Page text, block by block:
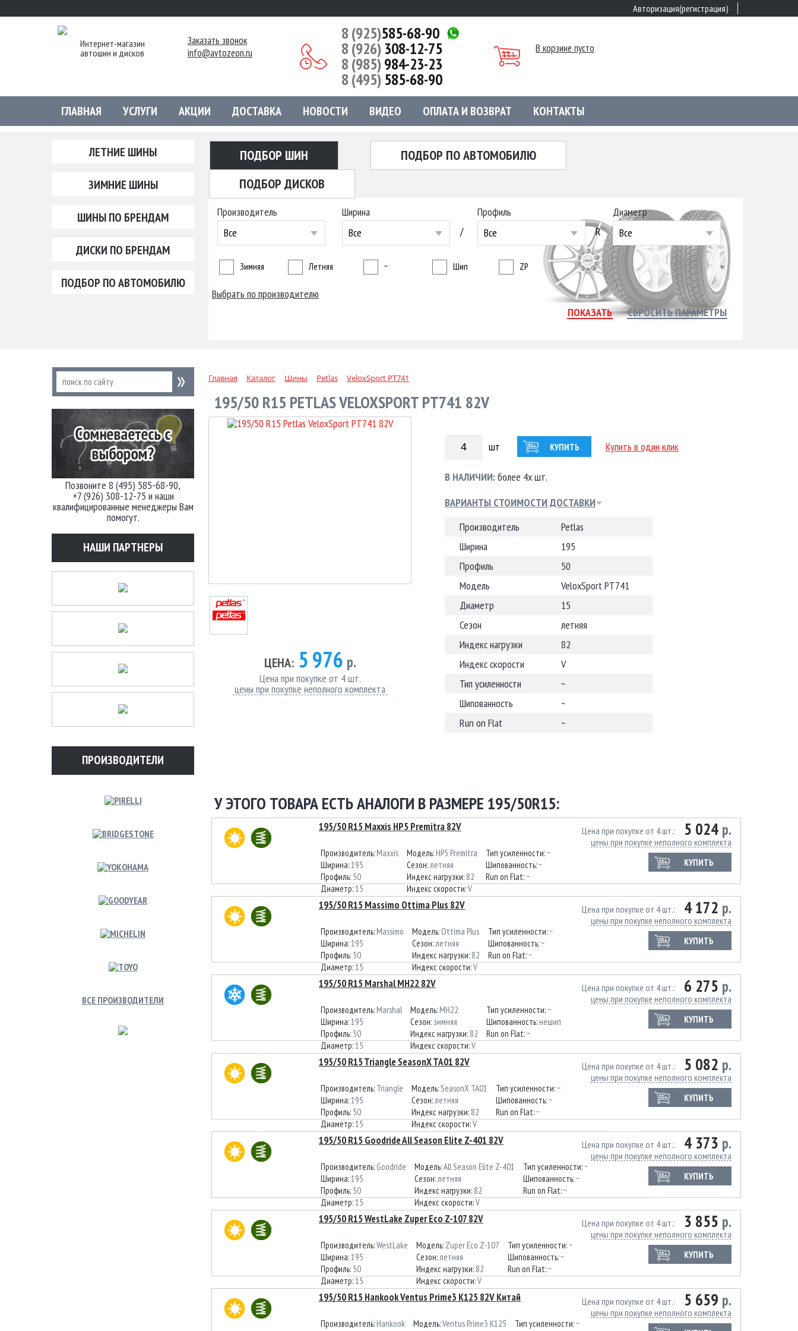
Авторизация(регистрация)
Интернет-магазин
автошин и дисков
Заказать звонок
info@avtozeon.ru
8 (925)585-68-90
8 (926) 308-12-75
8 (985)984-23-23
8 (495) 585-68-90
В корзине пусто
ГЛАВНАЯ УСЛУГИ АКЦИИ ДОСТАВКА НОВОСТИ ВИДЕО ОПЛАТА И ВОЗВРАТ КОНТАКТЫ
ЛЕТНИЕ ШИНЫ
ЗИМНИЕ ШИНЫ
ШИНЫ ПО БРЕНДАМ
ДИСКИ ПО БРЕНДАМ
ПОДБОР ПО АВТОМОБИЛЮ
ПОДБОР ШИН
ПОДБОР ПО АВТОМОБИЛЮ
ПОДБОР ДИСКОВ
Производитель
Все
Ширина
Все
/
Профиль
Все
R
Диаметр
Все
Зимняя Летняя ~ Шип ZP
Выбрать по производителю
Позвоните 8 (495) 585-68-90,
+7 (926) 308-12-75 и наши
квалифицированные менеджеры Вам
помогут.
НАШИ ПАРТНЕРЫ
ПРОИЗВОДИТЕЛИ
ВСЕ ПРОИЗВОДИТЕЛИ
Главная Каталог Шины Petlas VeloxSport PT741
195/50 R15 PETLAS VELOXSPORT PT741 82V
ЦЕНА:5 976 р.
Цена при покупке от 4 шт.
цены при покупке неполного комплекта
шт КУПИТЬ Купить в один клик
В НАЛИЧИИ:более 4х шт.
ВАРИАНТЫ СТОИМОСТИ ДОСТАВКИ
Производитель
Petlas
Ширина
195
Профиль
50
Модель
VeloxSport PT741
Диаметр
15
Сезон
летняя
Индекс нагрузки
82
Индекс скорости
V
Тип усиленности
~
Шипованность
~
Run on Flat
~
У ЭТОГО ТОВАРА ЕСТЬ АНАЛОГИ В РАЗМЕРЕ 195/50R15:
195/50 R15 Maxxis HP5 Premitra 82V 5 024 р.
Цена при покупке от 4 шт.
цены при покупке неполного комплекта
КУПИТЬ
Производитель: Maxxis
Ширина:195
Профиль: 50
Диаметр:15
Модель: HP5 Premitra
Сезон:летняя
Индекс нагрузки: 82
Индекс скорости:V
Тип усиленности:~
Шипованность:~
Run on Flat:~
195/50 R15 Massimo Ottima Plus 82V 4 172 р.
Цена при покупке от 4 шт.
цены при покупке неполного комплекта
КУПИТЬ
Производитель: Massimo
Ширина:195
Профиль: 50
Диаметр:15
Модель: Ottima Plus
Сезон:летняя
Индекс нагрузки: 82
Индекс скорости:V
Тип усиленности:~
Шипованность:~
Run on Flat:~
195/50 R15 Marshal MH22 82V 6 275 р.
Цена при покупке от 4 шт.
цены при покупке неполного комплекта
КУПИТЬ
Производитель: Marshal
Ширина:195
Профиль: 50
Диаметр:15
Модель: MH22
Сезон: зимняя
Индекс нагрузки: 82
Индекс скорости:V
Тип усиленности:~
Шипованность: нешип
Run on Flat:~
195/50 R15 Triangle SeasonX TA01 82V 5 082 р.
Цена при покупке от 4 шт.
цены при покупке неполного комплекта
КУПИТЬ
Производитель: Triangle
Ширина:195
Профиль: 50
Диаметр:15
Модель:SeasonX TA01
Сезон:летняя
Индекс нагрузки: 82
Индекс скорости:V
Тип усиленности:~
Шипованность:~
Run on Flat:~
195/50 R15 Goodride All Season Elite Z-401 82V 4 373 р.
Цена при покупке от 4 шт.
цены при покупке неполного комплекта
КУПИТЬ
Производитель: Goodride
Ширина:195
Профиль: 50
Диаметр:15
Модель:All Season Elite Z-401
Сезон:летняя
Индекс нагрузки: 82
Индекс скорости:V
Тип усиленности:~
Шипованность:~
Run on Flat:~
195/50 R15 WestLake Zuper Eco Z-107 82V 3 855 р.
Цена при покупке от 4 шт.
цены при покупке неполного комплекта
КУПИТЬ
Производитель:WestLake
Ширина:195
Профиль: 50
Диаметр:15
Модель: Zuper Eco Z-107
Сезон:летняя
Индекс нагрузки: 82
Индекс скорости:V
Тип усиленности:~
Шипованность:~
Run on Flat:~
195/50 R15 Hankook Ventus Prime3 K125 82V Китай 5 659 р.
Цена при покупке от 4 шт.
цены при покупке неполного комплекта
Производитель: Hankook
Модель:Ventus Prime3 K125
Тип усиленности:~